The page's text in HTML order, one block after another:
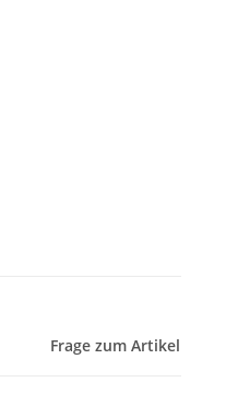
Frage zum Artikel